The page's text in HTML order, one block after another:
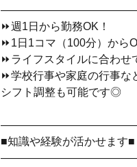
⏩週1日から勤務OK！
⏩1日1コマ（100分）から
⏩ライフスタイルに合わせ
⏩学校行事や家庭の行事な
シフト調整も可能です◎
■知識や経験が活かせます■